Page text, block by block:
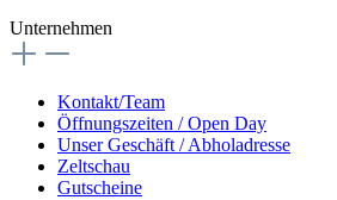
Unternehmen
Kontakt/Team
Öffnungszeiten / Open Day
Unser Geschäft / Abholadresse
Zeltschau
Gutscheine